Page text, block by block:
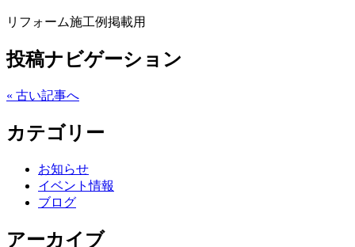
リフォーム施工例掲載用
投稿ナビゲーション
« 古い記事へ
カテゴリー
お知らせ
イベント情報
ブログ
アーカイブ